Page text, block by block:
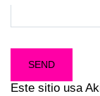
Este sitio usa